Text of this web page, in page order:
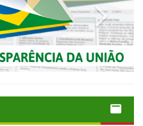
Next